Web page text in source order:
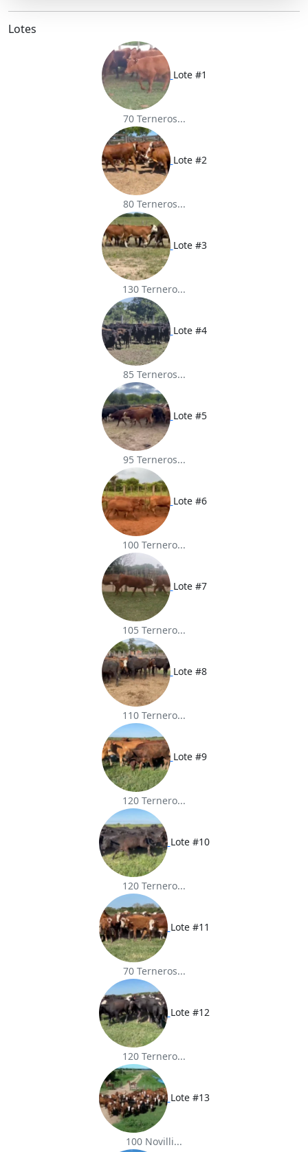
o e A
p
Lotes
Lote #1
70 Terneros...
Lote #2
80 Terneros...
Lote #3
130 Ternero...
Lote #4
85 Terneros...
Lote #5
95 Terneros...
Lote #6
100 Ternero...
Lote #7
105 Ternero...
Lote #8
110 Ternero...
Lote #9
120 Ternero...
Lote #10
120 Ternero...
Lote #11
70 Terneros...
Lote #12
120 Ternero...
Lote #13
100 Novilli...